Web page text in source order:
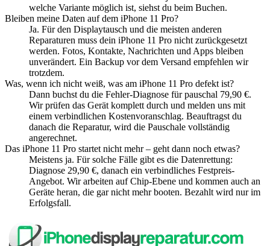
welche Variante möglich ist, siehst du beim Buchen.
Bleiben meine Daten auf dem iPhone 11 Pro?
Ja. Für den Displaytausch und die meisten anderen
Reparaturen muss dein iPhone 11 Pro nicht zurückgesetzt
werden. Fotos, Kontakte, Nachrichten und Apps bleiben
unverändert. Ein Backup vor dem Versand empfehlen wir
trotzdem.
Was, wenn ich nicht weiß, was am iPhone 11 Pro defekt ist?
Dann buchst du die Fehler-Diagnose für pauschal 79,90 €.
Wir prüfen das Gerät komplett durch und melden uns mit
einem verbindlichen Kostenvoranschlag. Beauftragst du
danach die Reparatur, wird die Pauschale vollständig
angerechnet.
Das iPhone 11 Pro startet nicht mehr – geht dann noch etwas?
Meistens ja. Für solche Fälle gibt es die Datenrettung:
Diagnose 29,90 €, danach ein verbindliches Festpreis-
Angebot. Wir arbeiten auf Chip-Ebene und kommen auch an
Geräte heran, die gar nicht mehr booten. Bezahlt wird nur im
Erfolgsfall.